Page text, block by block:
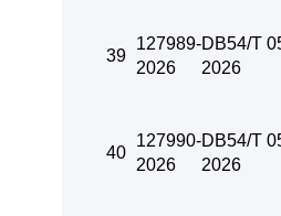
39
127989-
2026
DB54/T
2026
40
127990-
2026
DB54/T
2026